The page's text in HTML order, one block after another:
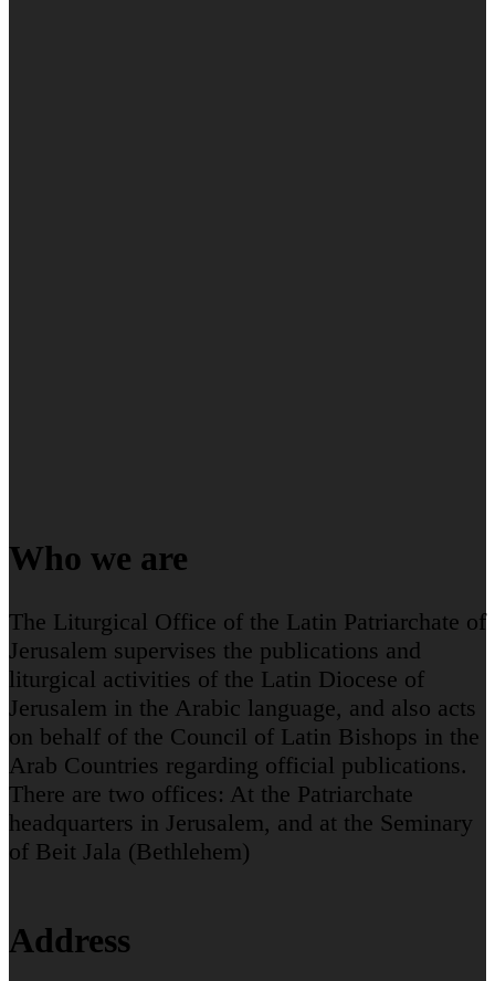
Who we are
The Liturgical Office of the Latin Patriarchate of
Jerusalem supervises the publications and
liturgical activities of the Latin Diocese of
Jerusalem in the Arabic language, and also acts
on behalf of the Council of Latin Bishops in the
Arab Countries regarding official publications.
There are two offices: At the Patriarchate
headquarters in Jerusalem, and at the Seminary
of Beit Jala (Bethlehem)
Address